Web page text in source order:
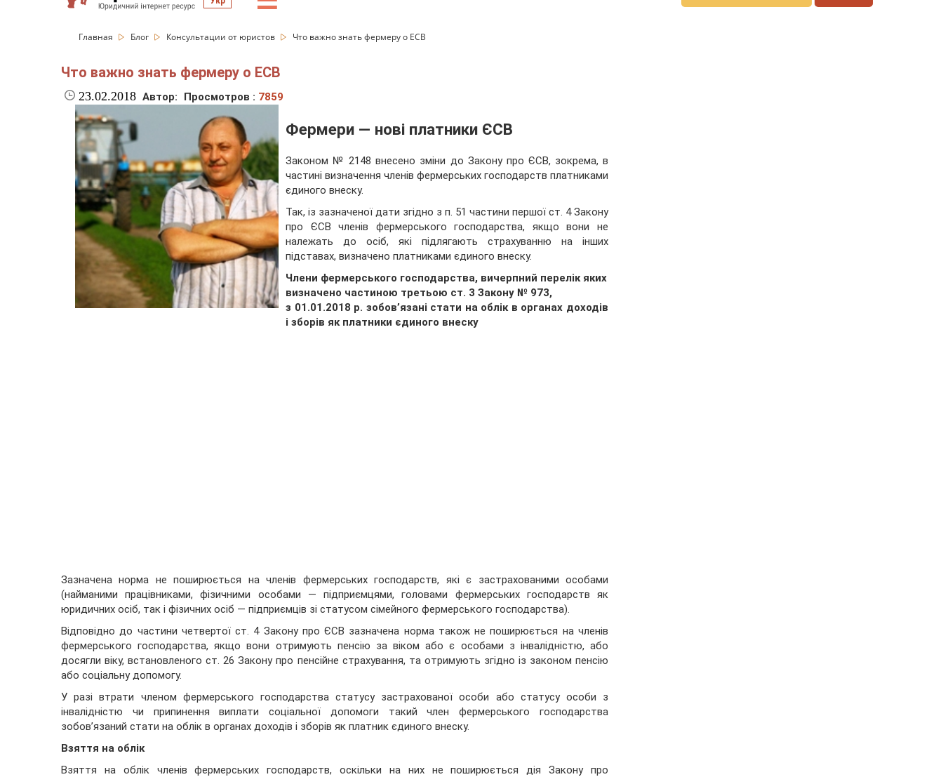
Главная Блог Консультации от юристов Что важно знать фермеру о ЕСВ
Что важно знать фермеру о ЕСВ
23.02.2018 Автор: Просмотров : 7859
Фермери — нові платники ЄСВ
Законом № 2148 внесено зміни до Закону про ЄСВ, зокрема, в
частині визначення членів фермерських господарств платниками
єдиного внеску.
Так, із зазначеної дати згідно з п. 51 частини першої ст. 4 Закону
про ЄСВ членів фермерського господарства, якщо вони не
належать до осіб, які підлягають страхуванню на інших
підставах, визначено платниками єдиного внеску.
Члени фермерського господарства, вичерпний перелік яких
визначено частиною третьою ст. 3 Закону № 973,
з 01.01.2018 р. зобов’язані стати на облік в органах доходів
і зборів як платники єдиного внеску
Зазначена норма не поширюється на членів фермерських господарств, які є застрахованими особами
(найманими працівниками, фізичними особами — підприємцями, головами фермерських господарств як
юридичних осіб, так і фізичних осіб — підприємців зі статусом сімейного фермерського господарства).
Відповідно до частини четвертої ст. 4 Закону про ЄСВ зазначена норма також не поширюється на членів
фермерського господарства, якщо вони отримують пенсію за віком або є особами з інвалідністю, або
досягли віку, встановленого ст. 26 Закону про пенсійне страхування, та отримують згідно із законом пенсію
або соціальну допомогу.
У разі втрати членом фермерського господарства статусу застрахованої особи або статусу особи з
інвалідністю чи припинення виплати соціальної допомоги такий член фермерського господарства
зобов’язаний стати на облік в органах доходів і зборів як платник єдиного внеску.
Взяття на облік
Взяття на облік членів фермерських господарств, оскільки на них не поширюється дія Закону про